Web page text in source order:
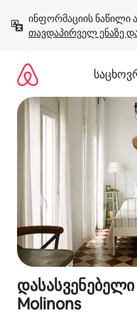
გადასვლა
თავდაპირველ ენაზე
Molinons